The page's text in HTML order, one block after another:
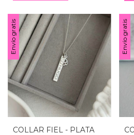
Envío gratis
COLLAR FIEL - PLATA
Envío gratis